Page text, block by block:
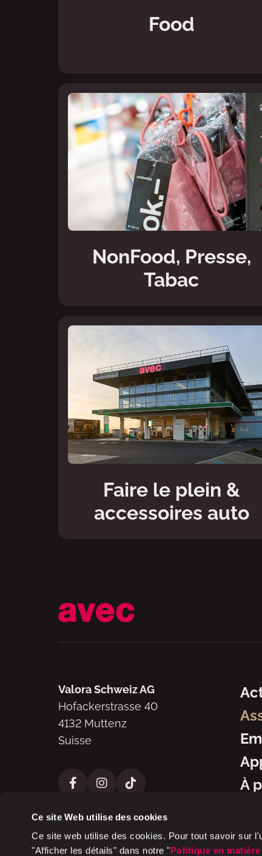
Ce site Web utilise des cookies
Ce site web utilise des cookies. Pour tout savoir sur
"Afficher les détails" dans notre "Politique en
Food
NonFood, Presse,
Tabac
Faire le plein &
accessoires auto
Valora Schweiz AG
Hofackerstrasse 40
4132 Muttenz
Suisse
À